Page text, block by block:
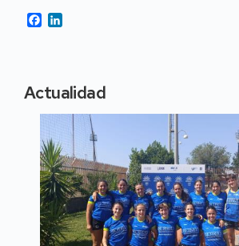
Facebook
Actualidad